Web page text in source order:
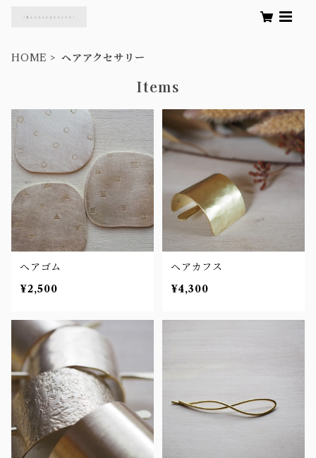
HOME ヘアアクセサリー
Items
ヘアゴム
¥2,500
ヘアカフス
¥4,300